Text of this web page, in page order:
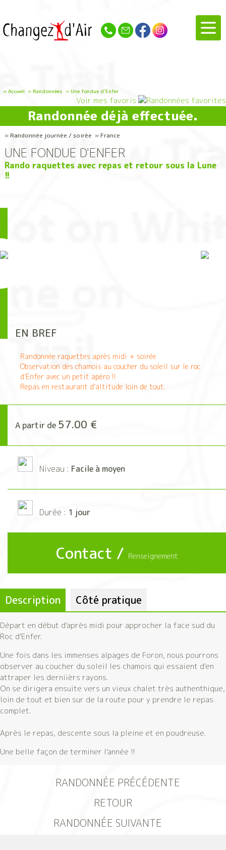
» Accueil » Randonnées » Une fondue d'Enfer
Voir mes favoris
Randonnée déjà effectuée.
» Randonnée journée / soirée » France
UNE FONDUE D'ENFER
Rando raquettes avec repas et retour sous la Lune
!!
EN BREF
Randonnée raquettes après midi + soirée
Observation des chamois au coucher du soleil sur le roc
d’Enfer avec un petit apéro !!
Repas en restaurant d’altitude loin de tout.
A partir de 57.00 €
Niveau : Facile à moyen
Durée : 1 jour
Contact / Renseignement
Description Côté pratique
Départ en début d'après midi pour approcher la face sud du
Roc d'Enfer.
Une fois dans les immenses alpages de Foron, nous pourrons
observer au coucher du soleil les chamois qui essaient d'en
attraper les derniièrs rayons.
On se dirigera ensuite vers un vieux chalet très authenthique,
loin de tout et bien sur de la route pour y prendre le repas
complet.
Après le repas, descente sous la pleine et en poudreuse.
Une belle façon de terminer l'année !!
RANDONNÉE PRÉCÉDENTE
RETOUR
RANDONNÉE SUIVANTE